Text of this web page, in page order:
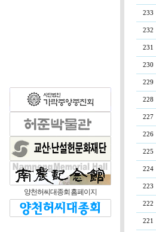
양천허씨대종회 홈페이지
233
232
231
230
229
228
227
226
225
224
223
222
221